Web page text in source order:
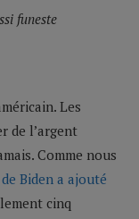
funeste
Les
de l’argent
Comme nous
Biden a ajouté
cinq